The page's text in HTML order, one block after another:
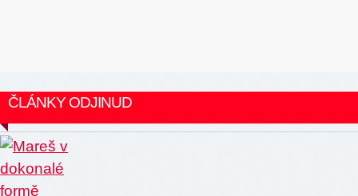
ČLÁNKY ODJINUD